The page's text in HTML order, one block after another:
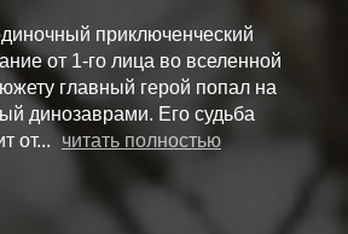
приключенческий
от 1-го лица во вселенной
главный герой попал на
динозаврами. Его судьба
от...
читать полностью